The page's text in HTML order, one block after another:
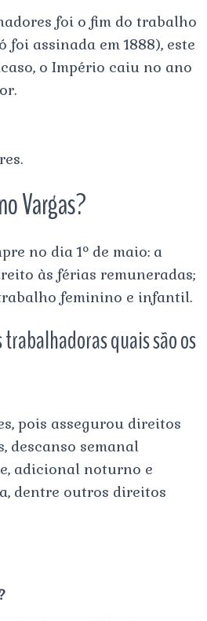
foi o fim do trabalho
assinada em 1888), este
o Império caiu no ano
Vargas?
no dia 1º de maio: a
às férias remuneradas;
feminino e infantil.
quais são os
pois assegurou direitos
descanso semanal
adicional noturno e
dentre outros direitos